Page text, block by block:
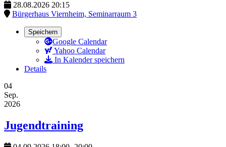
28.08.2026 20:15
Bürgerhaus Viernheim, Seminarraum 3
Speichern
Google Calendar
Yahoo Calendar
In Kalender speichern
Details
04
Sep.
2026
Jugendtraining